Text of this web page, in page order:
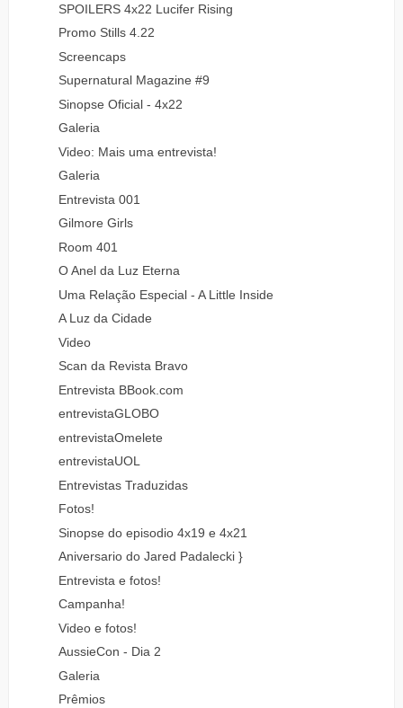
SPOILERS 4x22 Lucifer Rising
Promo Stills 4.22
Screencaps
Supernatural Magazine #9
Sinopse Oficial - 4x22
Galeria
Video: Mais uma entrevista!
Galeria
Entrevista 001
Gilmore Girls
Room 401
O Anel da Luz Eterna
Uma Relação Especial - A Little Inside
A Luz da Cidade
Video
Scan da Revista Bravo
Entrevista BBook.com
entrevistaGLOBO
entrevistaOmelete
entrevistaUOL
Entrevistas Traduzidas
Fotos!
Sinopse do episodio 4x19 e 4x21
Aniversario do Jared Padalecki }
Entrevista e fotos!
Campanha!
Video e fotos!
AussieCon - Dia 2
Galeria
Prêmios